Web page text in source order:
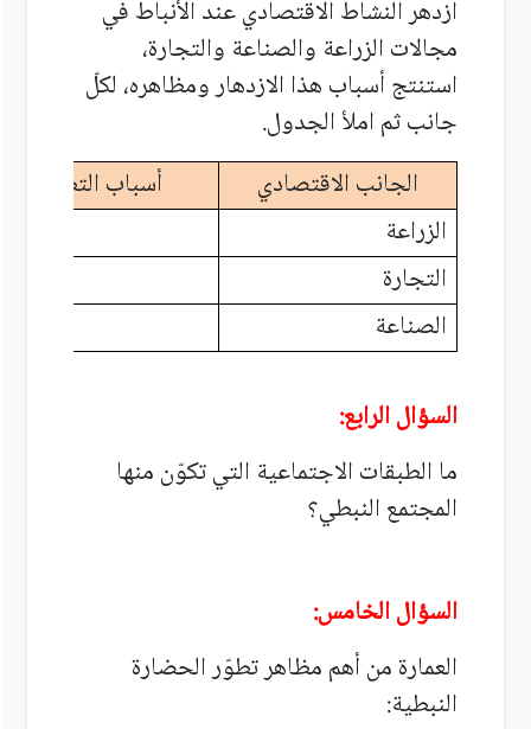
ازدهر النشاط الاقتصادي عند الأنباط في
مجالات الزراعة والصناعة والتجارة،
استنتج أسباب هذا الازدهار ومظاهره، لكلّ
جانب ثم املأ الجدول.
الجانب الاقتصادي
أسباب التطور
الزراعة
التجارة
الصناعة
السؤال الرابع:
ما الطبقات الاجتماعية التي تكوّن منها
المجتمع النبطي؟
السؤال الخامس:
العمارة من أهم مظاهر تطوّر الحضارة
النبطية: